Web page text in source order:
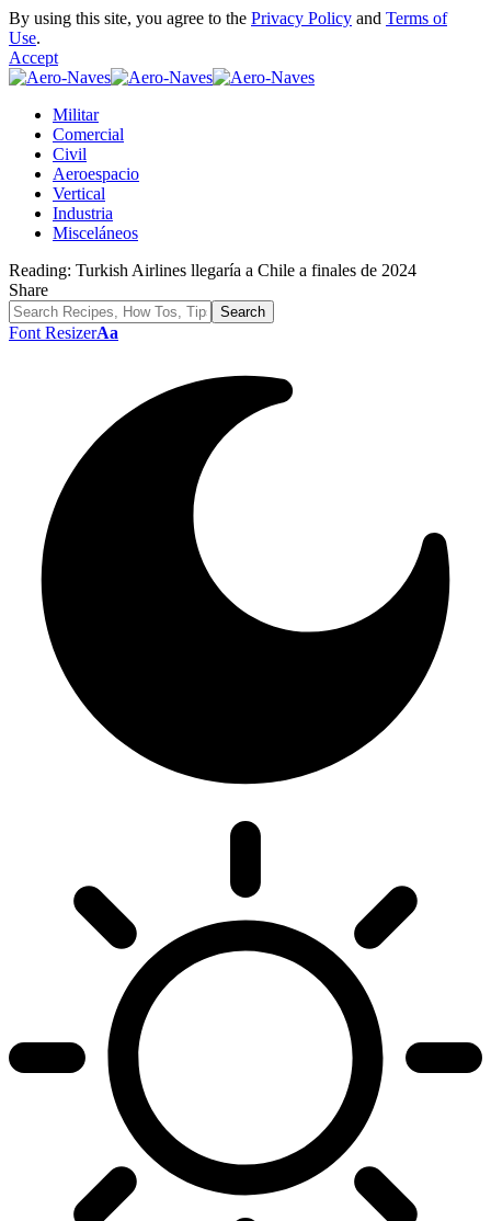
By using this site, you agree to the Privacy Policy and Terms of
Use.
Accept
Militar
Comercial
Civil
Aeroespacio
Vertical
Industria
Misceláneos
Reading: Turkish Airlines llegaría a Chile a finales de 2024
Share
Font ResizerAa